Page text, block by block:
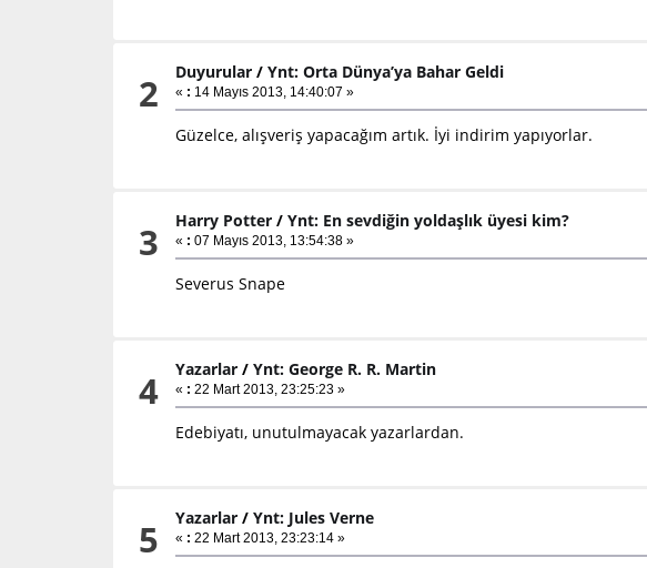
2 Duyurular /Ynt: Orta Dünya’ya Bahar Geldi
« : 14 Mayıs 2013, 14:40:07 »
Güzelce, alışveriş yapacağım artık. İyi indirim yapıyorlar.
3 Harry Potter /Ynt: En sevdiğin yoldaşlık üyesi kim?
« : 07 Mayıs 2013, 13:54:38 »
Severus Snape
4 Yazarlar /Ynt: George R. R. Martin
« : 22 Mart 2013, 23:25:23 »
Edebiyatı, unutulmayacak yazarlardan.
5 Yazarlar /Ynt: Jules Verne
« : 22 Mart 2013, 23:23:14 »